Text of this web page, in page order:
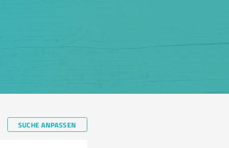
SUCHE ANPASSEN